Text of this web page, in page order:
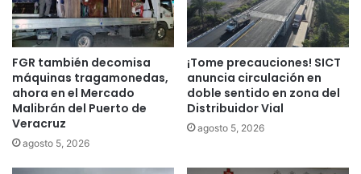
FGR también decomisa
máquinas tragamonedas,
ahora en el Mercado
Malibrán del Puerto de
Veracruz
agosto 5, 2026
¡Tome precauciones! SICT
anuncia circulación en
doble sentido en zona del
Distribuidor Vial
agosto 5, 2026